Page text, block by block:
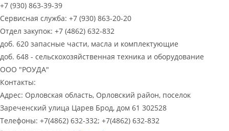
+7 (930) 863-39-39
Сервисная служба: +7 (930) 863-20-20
Отдел закупок: +7 (4862) 632-832
доб. 620 запасные части, масла и комплектующие
доб. 648 - сельскохозяйственная техника и оборудование
ООО "РОУДА"
Контакты:
Адрес: Орловская область, Орловский район, поселок
Зареченский улица Царев Брод, дом 61 302528
Телефоны: +7(4862) 632-332; +7(4862) 632-832